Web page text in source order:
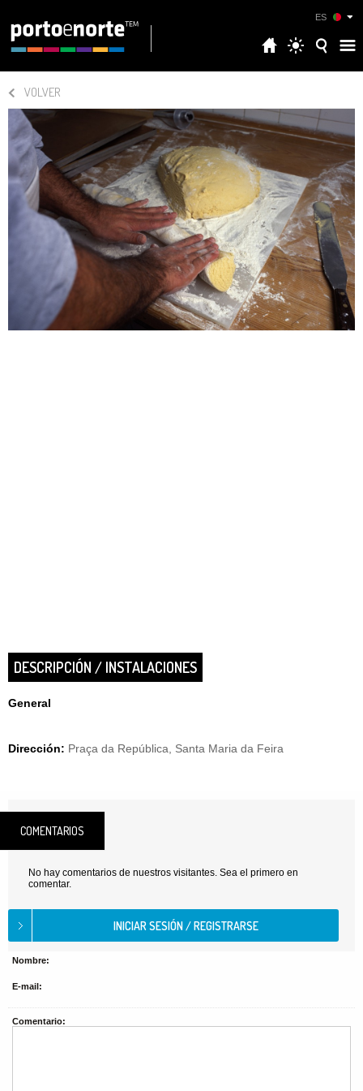
ES
VOLVER
DESCRIPCIÓN / INSTALACIONES
General
Dirección: Praça da República, Santa Maria da Feira
COMENTARIOS
No hay comentarios de nuestros visitantes. Sea el primero en
comentar.
Nombre:
E-mail:
Comentario: